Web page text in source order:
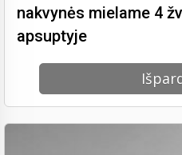
nakvynės mielame 4
apsuptyje